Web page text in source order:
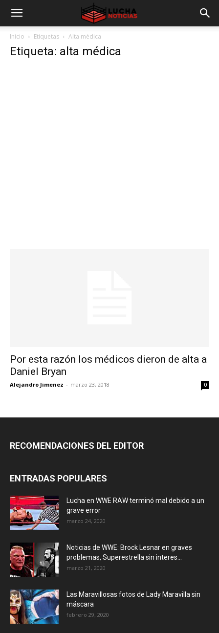
Inicio Etiquetas Alta médica
Etiqueta: alta médica
Por esta razón los médicos dieron de alta a
Daniel Bryan
Alejandro Jimenez - marzo 23, 2018 0
RECOMENDACIONES DEL EDITOR
ENTRADAS POPULARES
Lucha en WWE RAW terminó mal debido a un
grave error
marzo 24, 2020
Noticias de WWE: Brock Lesnar en graves
problemas, Superestrella sin interes...
marzo 21, 2020
Las Maravillosas fotos de Lady Maravilla sin
máscara
febrero 29, 2020